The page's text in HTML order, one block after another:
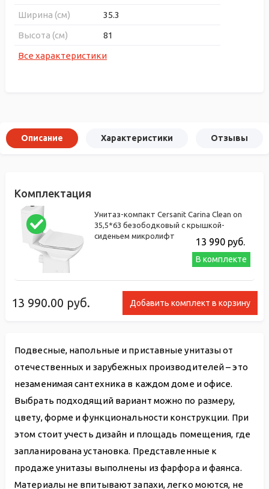
Ширина (см)
35.3
Высота (см)
81
Все характеристики
Описание Характеристики Отзывы
Комплектация
13 990.00 руб. Добавить комплект в корзину
Унитаз-компакт Cersanit Carina Clean on
35,5*63 безободковый с крышкой-
сиденьем микролифт
13 990 руб.
В комплекте
Подвесные, напольные и приставные унитазы от
отечественных и зарубежных производителей – это
незаменимая сантехника в каждом доме и офисе.
Выбрать подходящий вариант можно по размеру,
цвету, форме и функциональности конструкции. При
этом стоит учесть дизайн и площадь помещения, где
запланирована установка. Представленные к
продаже унитазы выполнены из фарфора и фаянса.
Материалы не впитывают запахи, легко моются, не